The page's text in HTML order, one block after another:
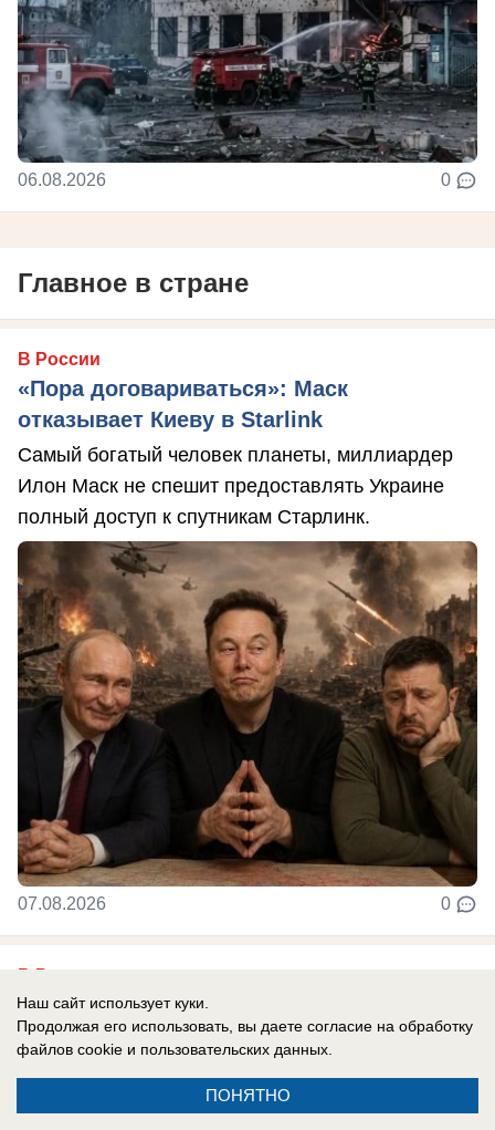
06.08.2026 0
Главное в стране
В России
«Пора договариваться»: Маск
отказывает Киеву в Starlink
Самый богатый человек планеты, миллиардер
Илон Маск не спешит предоставлять Украине
полный доступ к спутникам Старлинк.
07.08.2026 0
В России
Хотела доказать, что ей все можно: экс-
участница «ДОМа-2» вновь попала под
На свободе она пробыла всего 10 секунд
Наш сайт использует куки.
Продолжая его использовать, вы даете согласие на обработку
файлов cookie и пользовательских данных.
ПОНЯТНО